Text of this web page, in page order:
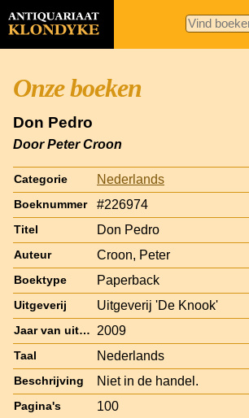
Onze boeken
Don Pedro
Door Peter Croon
Categorie Nederlands
Boeknummer #226974
Titel Don Pedro
Auteur Croon, Peter
Boektype Paperback
Uitgeverij Uitgeverij 'De Knook'
Jaar van uitgave 2009
Taal Nederlands
Beschrijving Niet in de handel.
Pagina's 100